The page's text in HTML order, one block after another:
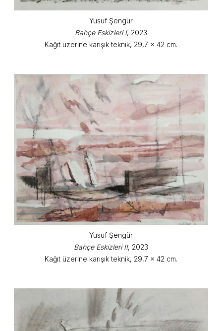
Yusuf Şengür
Bahçe Eskizleri I, 2023
Kağıt üzerine karışık teknik, 29,7 x 42 cm.
Yusuf Şengür
Bahçe Eskizleri II, 2023
Kağıt üzerine karışık teknik, 29,7 x 42 cm.